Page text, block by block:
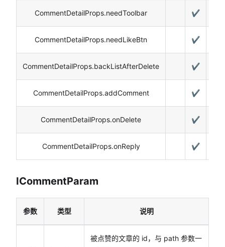
CommentDetailProps.needToolbar ✔️
CommentDetailProps.needLikeBtn ✔️
CommentDetailProps.backListAfterDelete ✔️
CommentDetailProps.addComment ✔️
CommentDetailProps.onDelete ✔️
CommentDetailProps.onReply ✔️
ICommentParam
参数 类型 说明
被点赞的文章的 id，与 path 参数一